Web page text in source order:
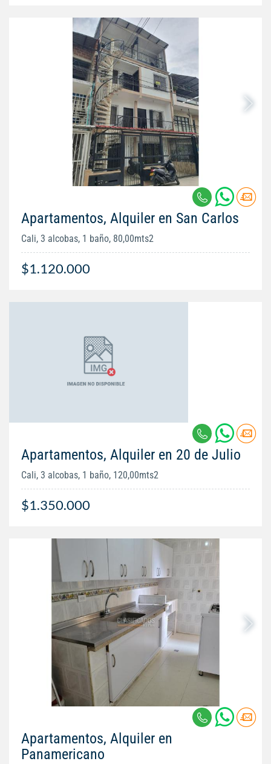
Apartamentos, Alquiler en San Carlos
Cali, 3 alcobas, 1 baño, 80,00mts2
$1.120.000
Apartamentos, Alquiler en 20 de Julio
Cali, 3 alcobas, 1 baño, 120,00mts2
$1.350.000
Apartamentos, Alquiler en
Panamericano